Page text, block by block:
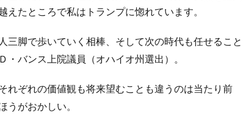
たところで私はトランプに惚れています。
三脚で歩いていく相棒、そして次の時代も任せること
バンス上院議員（オハイオ州選出）。
れぞれの価値観も将来望むことも違うのは当たり前
うがおかしい。